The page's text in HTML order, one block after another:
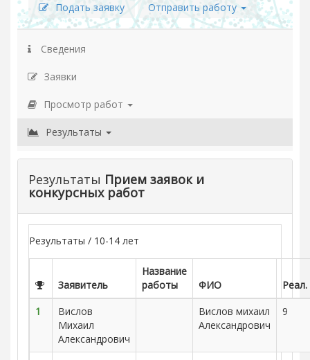
Подать заявку Отправить работу
Сведения
Заявки
Просмотр работ
Результаты
Результаты Прием заявок и
конкурсных работ
Результаты / 10-14 лет
Заявитель
Название
работы
ФИО
Реал.
1
Вислов
Михаил
Александрович
Вислов михаил
Александрович
9